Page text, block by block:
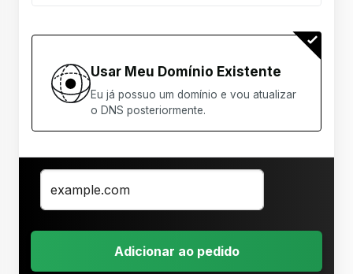
Usar Meu Domínio Existente
Eu já possuo um domínio e vou atualizar
o DNS posteriormente.
Adicionar ao pedido